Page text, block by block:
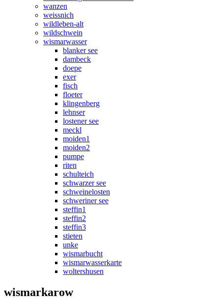
wanzen
weissnich
wildleben-alt
wildschwein
wismarwasser
blanker see
dambeck
doepe
exer
fisch
floeter
klingenberg
lehnser
lostener see
meckl
moiden1
moiden2
pumpe
riten
schulteich
schwarzer see
schweinelosten
schweriner see
steffin1
steffin2
steffin3
stieten
unke
wismarbucht
wismarwasserkarte
woltershusen
wismarkarow